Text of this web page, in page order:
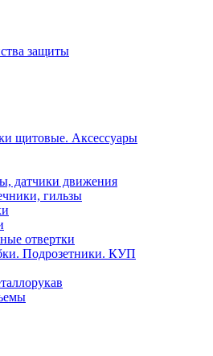
защиты
щитовые. Аксессуары
датчики движения
гильзы
отвертки
Подрозетники. КУП